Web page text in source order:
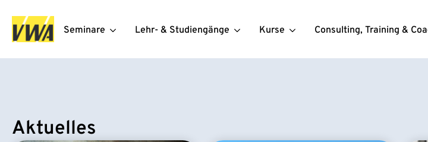
Seminare Lehr- & Studiengänge Kurse Consulting, Training &
Aktuelles